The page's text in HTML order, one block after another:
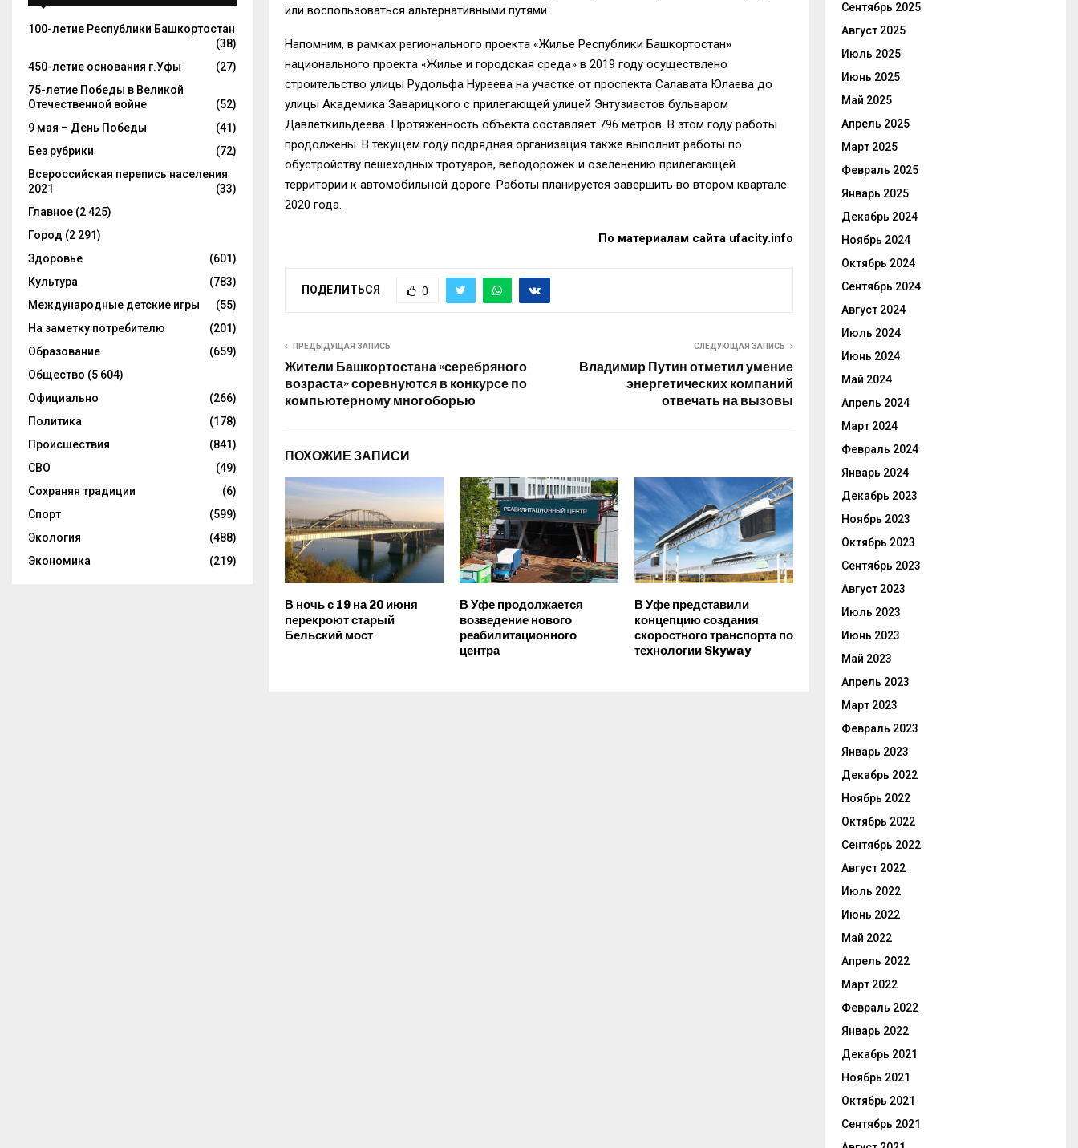
или воспользоваться альтернативными путями.
Напомним, в рамках регионального проекта «Жилье Республики Башкортостан»
национального проекта «Жилье и городская среда» в 2019 году осуществлено
строительство улицы Рудольфа Нуреева на участке от проспекта Салавата Юлаева до
улицы Академика Заварицкого с прилегающей улицей Энтузиастов бульваром
Давлеткильдеева. Протяженность объекта составляет 796 метров. В этом году работы
продолжены. В текущем году подрядная организация также выполнит работы по
обустройству пешеходных тротуаров, велодорожек и озеленению прилегающей
территории к автомобильной дороге. Работы планируется завершить во втором квартале
2020 года.
По материалам сайта ufacity.info
ПОДЕЛИТЬСЯ 0
ПРЕДЫДУЩАЯ ЗАПИСЬ
Жители Башкортостана «серебряного
возраста» соревнуются в конкурсе по
компьютерному многоборью
СЛЕДУЮЩАЯ ЗАПИСЬ
Владимир Путин отметил умение
энергетических компаний
отвечать на вызовы
ПОХОЖИЕ ЗАПИСИ
В ночь с 19 на 20 июня
перекроют старый
Бельский мост
В Уфе продолжается
возведение нового
реабилитационного
центра
В Уфе представили
концепцию создания
скоростного транспорта по
технологии Skyway
100-летие Республики Башкортостан
(38)
450-летие основания г.Уфы
(27)
75-летие Победы в Великой
Отечественной войне
(52)
9 мая – День Победы
(41)
Без рубрики
(72)
Всероссийская перепись населения
2021
(33)
Главное (2 425)
Город (2 291)
Здоровье
(601)
Культура
(783)
Международные детские игры
(55)
На заметку потребителю
(201)
Образование
(659)
Общество (5 604)
Официально
(266)
Политика
(178)
Происшествия
(841)
СВО
(49)
Сохраняя традиции
(6)
Спорт
(599)
Экология
(488)
Экономика
(219)
Сентябрь 2025
Август 2025
Июль 2025
Июнь 2025
Май 2025
Апрель 2025
Март 2025
Февраль 2025
Январь 2025
Декабрь 2024
Ноябрь 2024
Октябрь 2024
Сентябрь 2024
Август 2024
Июль 2024
Июнь 2024
Май 2024
Апрель 2024
Март 2024
Февраль 2024
Январь 2024
Декабрь 2023
Ноябрь 2023
Октябрь 2023
Сентябрь 2023
Август 2023
Июль 2023
Июнь 2023
Май 2023
Апрель 2023
Март 2023
Февраль 2023
Январь 2023
Декабрь 2022
Ноябрь 2022
Октябрь 2022
Сентябрь 2022
Август 2022
Июль 2022
Июнь 2022
Май 2022
Апрель 2022
Март 2022
Февраль 2022
Январь 2022
Декабрь 2021
Ноябрь 2021
Октябрь 2021
Сентябрь 2021